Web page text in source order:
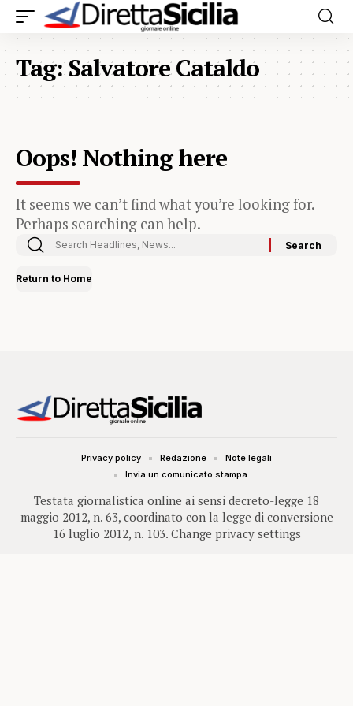
Tag:Salvatore Cataldo
Oops! Nothing here
It seems we can’t find what you’re looking for.
Perhaps searching can help.
Return to Home
Testata giornalistica online ai sensi decreto-legge 18
maggio 2012, n. 63, coordinato con la legge di conversione
16 luglio 2012, n. 103. Change privacy settings
Privacy policy Redazione
Note legali
Invia un comunicato stampa